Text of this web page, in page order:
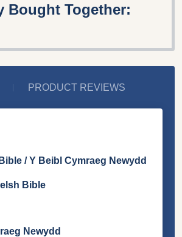
Bought Together:
PRODUCT REVIEWS
/ Y Beibl Cymraeg Newydd
Bible
Newydd